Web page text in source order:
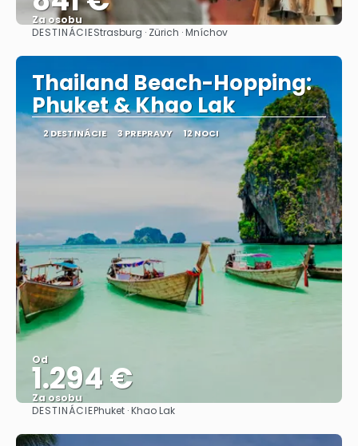
Za osobu
Pozrieť sa
DESTINÁCIEStrasburg · Zürich · Mníchov
Thailand Beach-Hopping:
Phuket & Khao Lak
2 DESTINÁCIE 3 PREPRAVY 12 NOCI
Od
1.294 €
Za osobu
Pozrieť sa
DESTINÁCIEPhuket · Khao Lak